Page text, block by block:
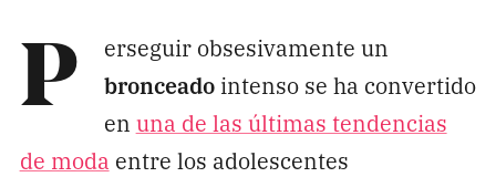
SÍGUENOS
P
erseguir obsesivamente un
bronceadointenso se ha convertido
en una de las últimas tendencias
de moda entre los adolescentes